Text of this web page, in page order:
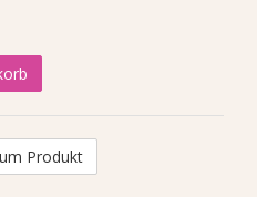
Produkt